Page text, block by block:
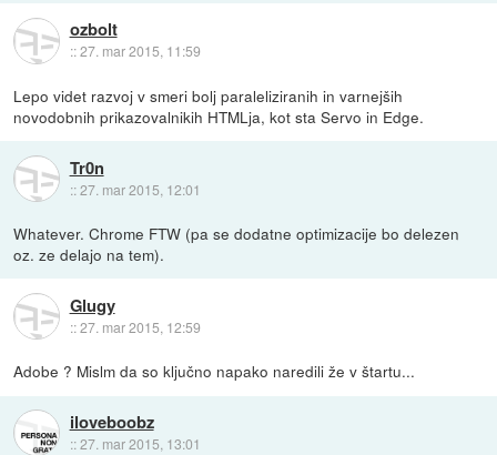
ozbolt
::27. mar 2015, 11:59
Lepo videt razvoj v smeri bolj paraleliziranih in varnejših
novodobnih prikazovalnikih HTMLja, kot sta Servo in Edge.
Tr0n
::27. mar 2015, 12:01
Whatever. Chrome FTW (pa se dodatne optimizacije bo delezen
oz. ze delajo na tem).
Glugy
::27. mar 2015, 12:59
Adobe ? Mislm da so ključno napako naredili že v štartu...
iloveboobz
::27. mar 2015, 13:01